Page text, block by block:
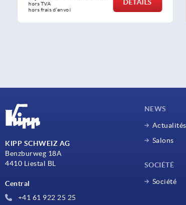
hors TVA
hors frais d’envoi
DÉTAILS
KIPP SCHWEIZ AG
Benzburweg 18A
4410 Liestal BL
Central
+41 61 922 25 25
NEWS
Actualités
Salons
SOCIÉTÉ
Société